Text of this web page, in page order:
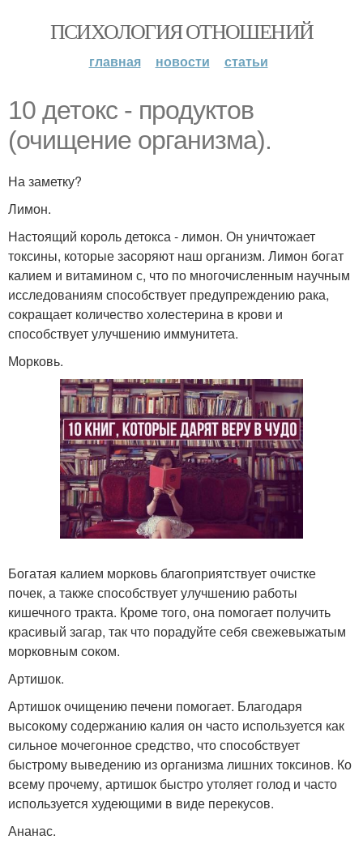
ПСИХОЛОГИЯ ОТНОШЕНИЙ
главная новости статьи
10 детокс - продуктов
(очищение организма).
На заметку?
Лимон.
Настоящий король детокса - лимон. Он уничтожает
токсины, которые засоряют наш организм. Лимон богат
калием и витамином с, что по многочисленным научным
исследованиям способствует предупреждению рака,
сокращает количество холестерина в крови и
способствует улучшению иммунитета.
Морковь.
Богатая калием морковь благоприятствует очистке
почек, а также способствует улучшению работы
кишечного тракта. Кроме того, она помогает получить
красивый загар, так что порадуйте себя свежевыжатым
морковным соком.
Артишок.
Артишок очищению печени помогает. Благодаря
высокому содержанию калия он часто используется как
сильное мочегонное средство, что способствует
быстрому выведению из организма лишних токсинов. Ко
всему прочему, артишок быстро утоляет голод и часто
используется худеющими в виде перекусов.
Ананас.